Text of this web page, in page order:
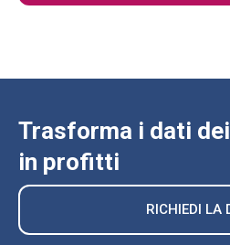
Trasforma i dati
in profitti
RICHIEDI LA